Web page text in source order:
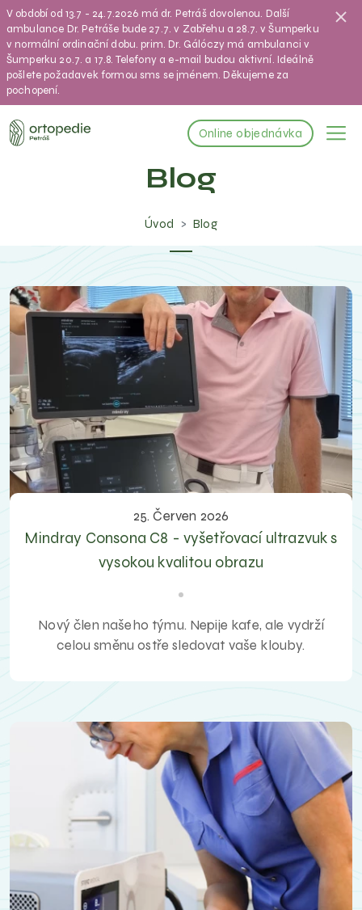
V období od 13.7 - 24.7.2026 má dr. Petráš dovolenou. Další
ambulance Dr. Petráše bude 27.7. v Zabřehu a 28.7. v Šumperku
v normální ordinační dobu. prim. Dr. Gálóczy má ambulanci v
Šumperku 20.7. a 17.8. Telefony a e-mail budou aktivní. Ideálně
pošlete požadavek formou sms se jménem. Děkujeme za
pochopení.
Online objednávka
Blog
Úvod Blog
25. Červen 2026
Mindray Consona C8 - vyšetřovací ultrazvuk s
vysokou kvalitou obrazu
Nový člen našeho týmu. Nepije kafe, ale vydrží
celou směnu ostře sledovat vaše klouby.